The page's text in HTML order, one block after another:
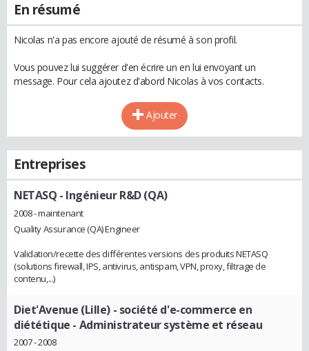
En résumé
Nicolas n'a pas encore ajouté de résumé à son profil.
Vous pouvez lui suggérer d'en écrire un en lui envoyant un
message. Pour cela ajoutez d'abord Nicolas à vos contacts.
Ajouter
Entreprises
NETASQ - Ingénieur R&D (QA)
2008 - maintenant
Quality Assurance (QA) Engineer
Validation/recette des différentes versions des produits NETASQ
(solutions firewall, IPS, antivirus, antispam, VPN, proxy, filtrage de
contenu,...)
Diet'Avenue (Lille) - société d'e-commerce en
diététique - Administrateur système et réseau
2007 - 2008